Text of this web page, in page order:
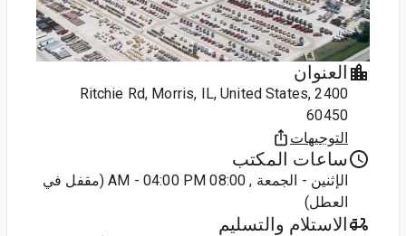
العنوان
2400 Ritchie Rd, Morris, IL, United States,
60450
التوجيهات
ساعات المكتب
الإثنين - الجمعة , 08:00 AM - 04:00 PM (مقفل في
العطل)
الاستلام والتسليم